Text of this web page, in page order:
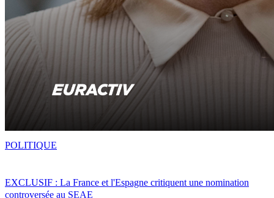
EXCLUSIF : La France et l'Espagne critiquent une nomination
controversée au SEAE
POLITIQUE